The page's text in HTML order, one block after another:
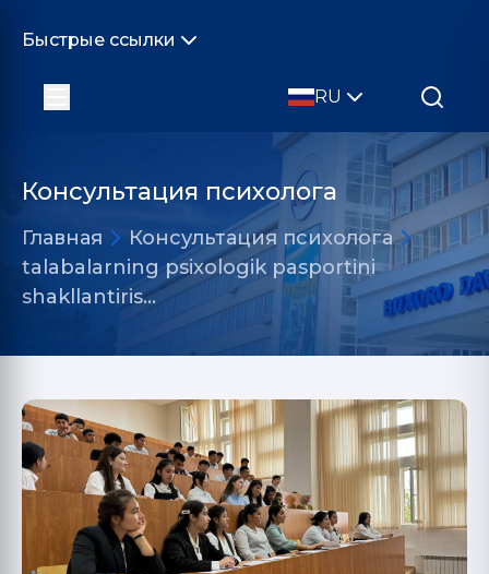
Быстрые ссылки
RU
Консультация психолога
Главная
Консультация психолога
talabalarning psixologik pasportini
shakllantiris…